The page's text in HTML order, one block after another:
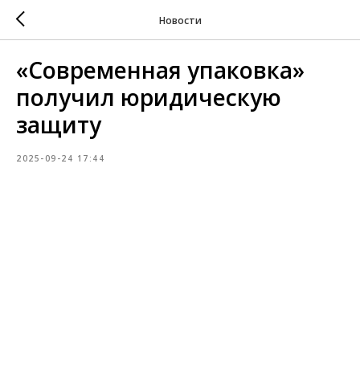
Новости
«Современная упаковка»
получил юридическую
защиту
2025-09-24 17:44